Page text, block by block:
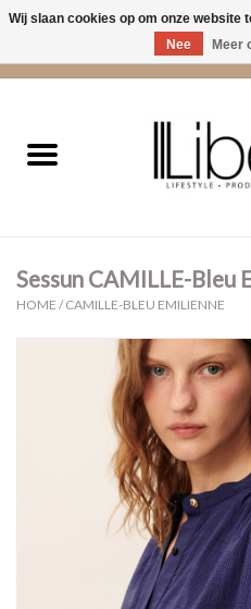
Kleding
Cadeaus
Cadeaubonnen
Sessun CAMILLE-Bleu
HOME /CAMILLE-BLEU EMILIENNE
Wij slaan cookies op om onze website
Nee
Meer